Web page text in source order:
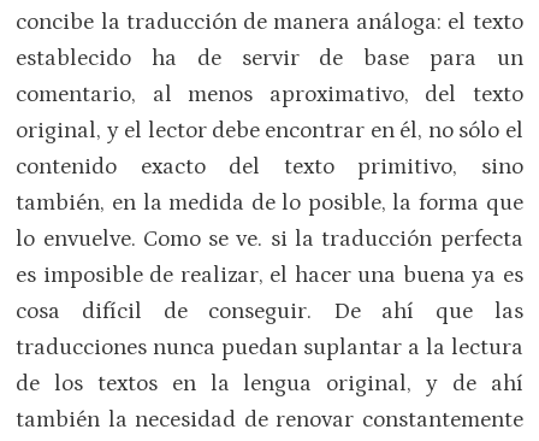
concibe la traducción de manera análoga: el texto
establecido ha de servir de base para un
comentario, al menos aproximativo, del texto
original, y el lector debe encontrar en él, no sólo el
contenido exacto del texto primitivo, sino
también, en la medida de lo posible, la forma que
lo envuelve. Como se ve. si la traducción perfecta
es imposible de realizar, el hacer una buena ya es
cosa difícil de conseguir. De ahí que las
traducciones nunca puedan suplantar a la lectura
de los textos en la lengua original, y de ahí
también la necesidad de renovar constantemente